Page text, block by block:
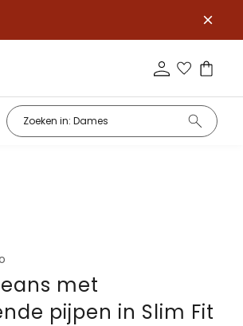
met
pijpen in Slim Fit